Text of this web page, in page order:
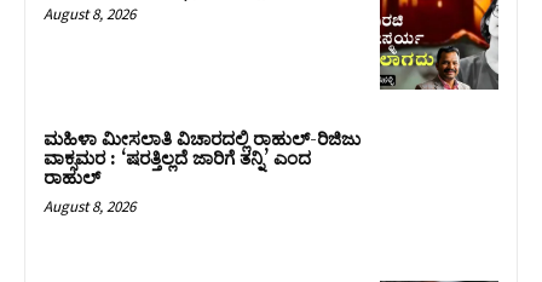
August 8, 2026
ಮಹಿಳಾ ಮೀಸಲಾತಿ ವಿಚಾರದಲ್ಲಿ ರಾಹುಲ್‌-ರಿಜಿಜು
ವಾಕ್ಸಮರ : ‘ಷರತ್ತಿಲ್ಲದೆ ಜಾರಿಗೆ ತನ್ನಿ’ ಎಂದ
ರಾಹುಲ್‌
August 8, 2026